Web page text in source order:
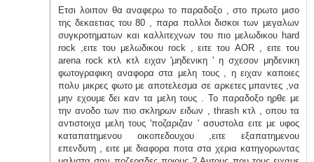
Ετσι λοιπον θα αναφερω το παραδοξο , στο πρωτο μισο
της δεκαετιας του 80 , παρα πολλοι δισκοι των μεγαλων
συγκροτηματων και καλλιτεχνων του πιο μελωδικου hard
rock ,ειτε του μελωδικου rock , ειτε του AOR , ειτε του
arena rock κτλ κτλ ειχαν 'μηδενικη ' η σχεσον μηδενικη
φωτογραφικη αναφορα στα μελη τους , η ειχαν καποιες
πολυ μικρες φωτο με αποτελεσμα σε αρκετες μπαντες ,να
μην εχουμε δει καν τα μελη τους . Το παραδοξο ηρθε με
την ανοδο των πιο σκληρων ειδων , thrash κτλ , οπου τα
αντιστοιχα μελη τους 'ποζαριζαν ' ασυστολα ειτε με υφος
καταπατημενου οικοπεδουχου ,ειτε εξαπατημενου
επενδυτη , ειτε με διαφορα ποτα στα χερια κατηγορωντας